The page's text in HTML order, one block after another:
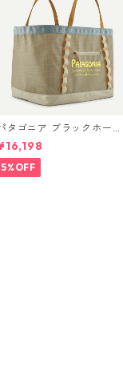
ゴニア ブラックホー
・ギア・トート 61L Wate
People Banner: Weather
Stone 49276 Black
Gear Tote 61L 日本
5%OFF